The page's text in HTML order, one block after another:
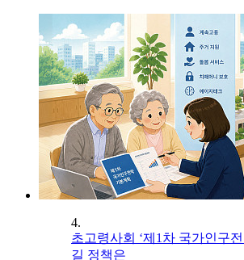
4.
초고령사회 ‘제1차 국가인구
길 정책은